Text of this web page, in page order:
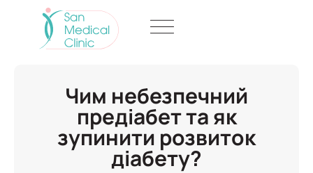
Чим небезпечний
предіабет та як
зупинити розвиток
діабету?